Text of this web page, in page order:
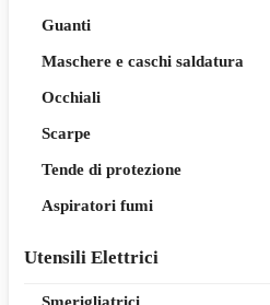
Guanti
Maschere e caschi saldatura
Occhiali
Scarpe
Tende di protezione
Aspiratori fumi
Utensili Elettrici